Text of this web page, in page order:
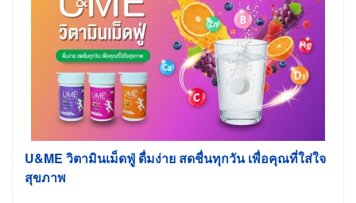
U&ME วิตามินเม็ดฟู่ ดื่มง่าย สดชื่นทุกวัน เพื่อคุณที่ใส่ใจ
สุขภาพ